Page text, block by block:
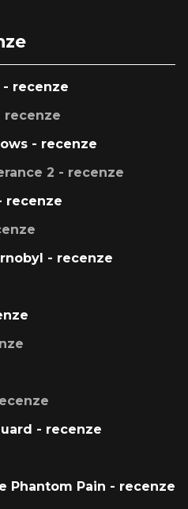
- recenze
recenze
- recenze
2 - recenze
recenze
- recenze
- recenze
Phantom Pain - recenze